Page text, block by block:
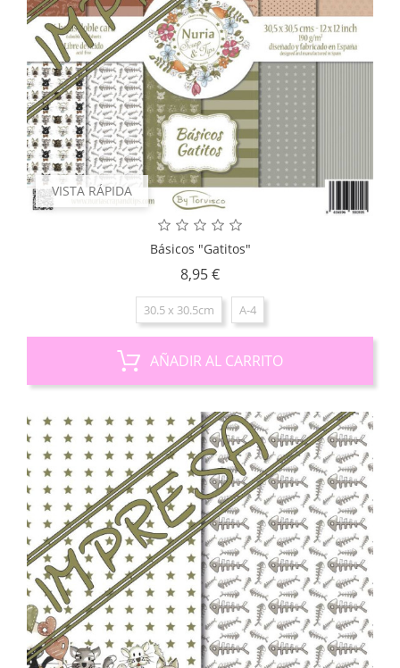
VISTA RÁPIDA
Básicos "Gatitos"
8,95 €Precio
30.5 x 30.5cm A-4
AÑADIR AL CARRITO